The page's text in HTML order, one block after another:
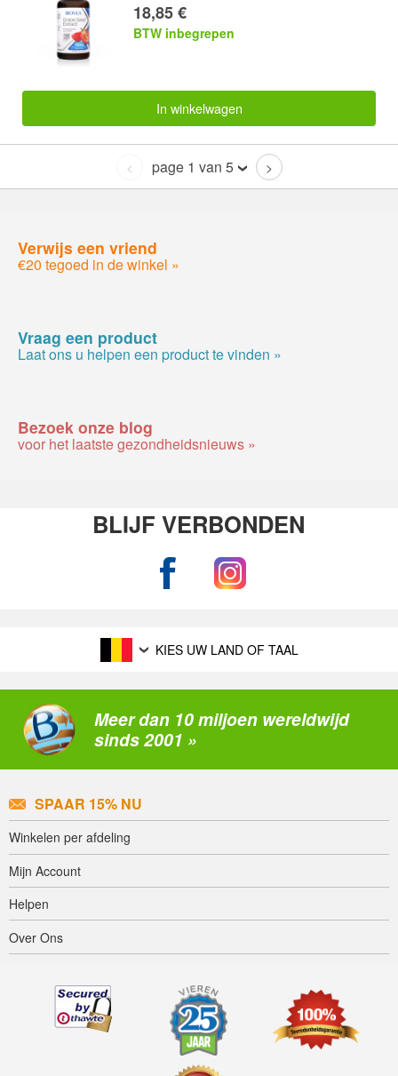
18,85 €
BTW inbegrepen
In winkelwagen
< page 1 van 5 >
Verwijs een vriend
€20 tegoed in de winkel »
Vraag een product
Laat ons u helpen een product te vinden »
Bezoek onze blog
voor het laatste gezondheidsnieuws »
BLIJF VERBONDEN
KIES UW LAND OF TAAL
Meer dan 10 miljoen wereldwijd
sinds 2001 »
SPAAR 15% NU
Winkelen per afdeling
Mijn Account
Helpen
Over Ons